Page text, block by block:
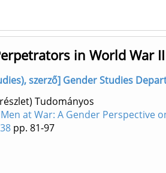
in World War II
szerző] Gender Studies
Tudományos
at War: A Gender
pp. 81-97